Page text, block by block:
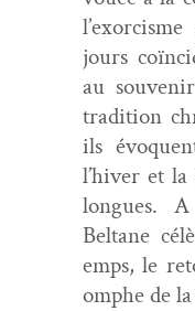
jours
au
tra­di­tion
ils
l’hiver et la
longues.
Beltane
emps, le
om­phe de